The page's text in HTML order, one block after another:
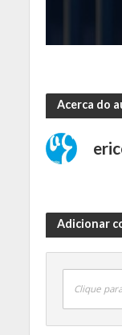
Acerca do
Adicionar
Clique